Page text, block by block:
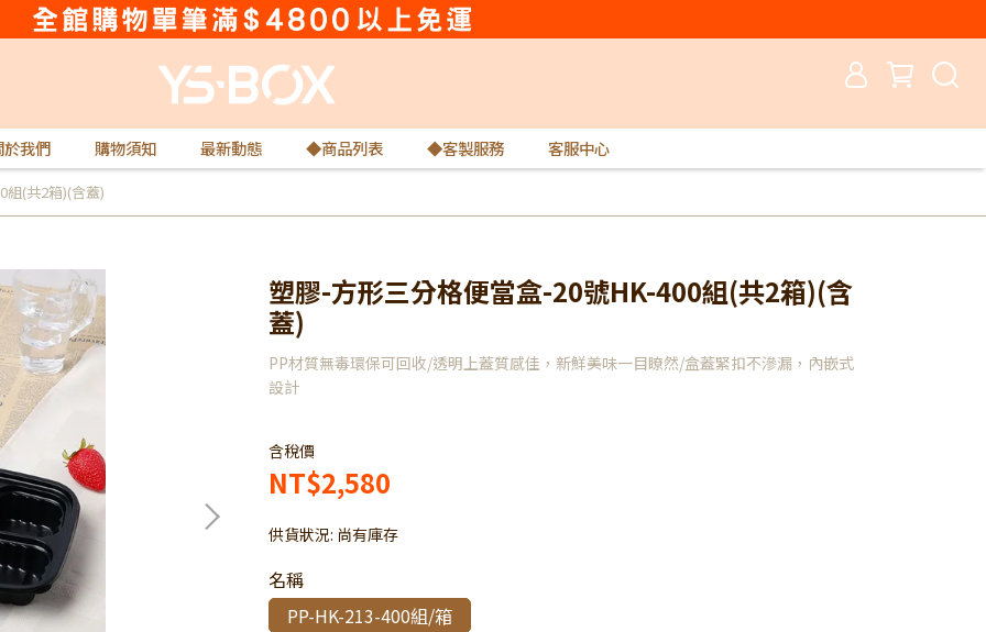
於我們 購物須知 最新動態 ◆商品列表 ◆客製服務 客服中心
組(共2箱)(含蓋)
塑膠-方形三分格便當盒-20號HK-400組(共2箱)(含
蓋)
PP材質無毒環保可回收/透明上蓋質感佳，新鮮美味一目瞭然/盒蓋緊扣不滲漏，內嵌式
設計
含稅價
NT$2,580
供貨狀況: 尚有庫存
名稱
PP-HK-213-400組/箱